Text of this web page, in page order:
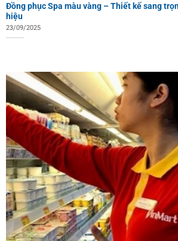
Đồng phục Spa màu vàng – Thiết kế sang
hiệu
23/09/2025